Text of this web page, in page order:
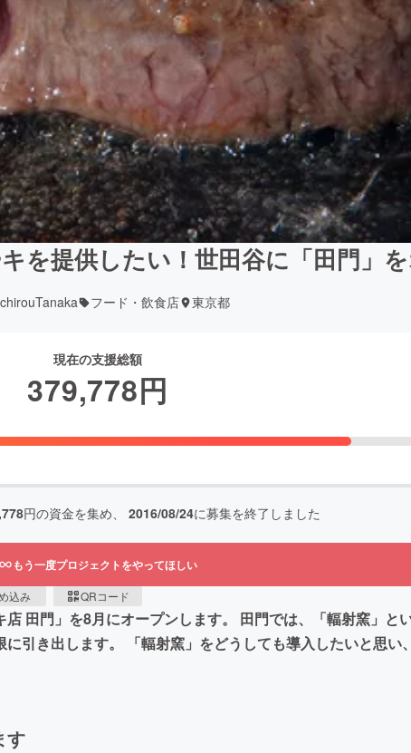
を提供したい！世田谷に「田門」
フード・飲食店 東京都
現在の支援総額
379,778円
円の資金を集め、 2016/08/24に募集を終了しました
もう一度プロジェクトをやってほしい
込み QRコード
田門」を8月にオープンします。 田門では、「輻射窯」と
引き出します。 「輻射窯」をどうしても導入したいと思い
す